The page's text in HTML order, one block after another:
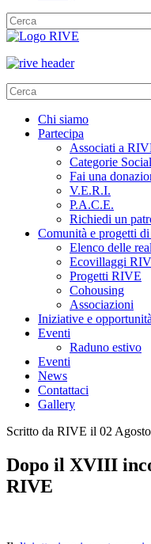
Chi siamo
Partecipa
Associati a
Categorie
Fai una
V.E.R.I.
P.A.C.E.
Richiedi un
Comunità e progetti
Elenco delle
Ecovillaggi
Progetti RIVE
Cohousing
Associazioni
Iniziative e opportunità
Eventi
Raduno estivo
Eventi
News
Contattaci
Gallery
Scritto da RIVE il 02
Dopo il XVIII
RIVE